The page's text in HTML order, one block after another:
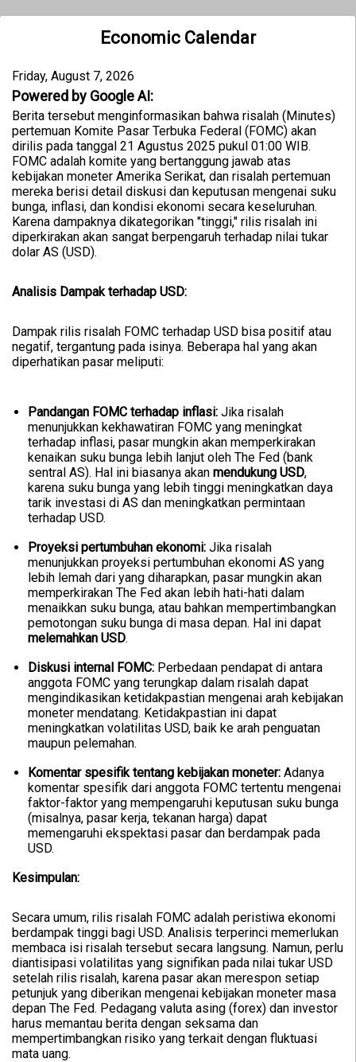
Economic Calendar
Friday, August 7, 2026
Powered by Google AI:
Berita tersebut menginformasikan bahwa risalah (Minutes)
pertemuan Komite Pasar Terbuka Federal (FOMC) akan
dirilis pada tanggal 21 Agustus 2025 pukul 01:00 WIB.
FOMC adalah komite yang bertanggung jawab atas
kebijakan moneter Amerika Serikat, dan risalah pertemuan
mereka berisi detail diskusi dan keputusan mengenai suku
bunga, inflasi, dan kondisi ekonomi secara keseluruhan.
Karena dampaknya dikategorikan "tinggi," rilis risalah ini
diperkirakan akan sangat berpengaruh terhadap nilai tukar
dolar AS (USD).
Analisis Dampak terhadap USD:
Dampak rilis risalah FOMC terhadap USD bisa positif atau
negatif, tergantung pada isinya. Beberapa hal yang akan
diperhatikan pasar meliputi:
Pandangan FOMC terhadap inflasi: Jika risalah
menunjukkan kekhawatiran FOMC yang meningkat
terhadap inflasi, pasar mungkin akan memperkirakan
kenaikan suku bunga lebih lanjut oleh The Fed (bank
sentral AS). Hal ini biasanya akan mendukung USD,
karena suku bunga yang lebih tinggi meningkatkan daya
tarik investasi di AS dan meningkatkan permintaan
terhadap USD.
Proyeksi pertumbuhan ekonomi: Jika risalah
menunjukkan proyeksi pertumbuhan ekonomi AS yang
lebih lemah dari yang diharapkan, pasar mungkin akan
memperkirakan The Fed akan lebih hati-hati dalam
menaikkan suku bunga, atau bahkan mempertimbangkan
pemotongan suku bunga di masa depan. Hal ini dapat
melemahkan USD.
Diskusi internal FOMC: Perbedaan pendapat di antara
anggota FOMC yang terungkap dalam risalah dapat
mengindikasikan ketidakpastian mengenai arah kebijakan
moneter mendatang. Ketidakpastian ini dapat
meningkatkan volatilitas USD, baik ke arah penguatan
maupun pelemahan.
Komentar spesifik tentang kebijakan moneter: Adanya
komentar spesifik dari anggota FOMC tertentu mengenai
faktor-faktor yang mempengaruhi keputusan suku bunga
(misalnya, pasar kerja, tekanan harga) dapat
memengaruhi ekspektasi pasar dan berdampak pada
USD.
Kesimpulan:
Secara umum, rilis risalah FOMC adalah peristiwa ekonomi
berdampak tinggi bagi USD. Analisis terperinci memerlukan
membaca isi risalah tersebut secara langsung. Namun, perlu
diantisipasi volatilitas yang signifikan pada nilai tukar USD
setelah rilis risalah, karena pasar akan merespon setiap
petunjuk yang diberikan mengenai kebijakan moneter masa
depan The Fed. Pedagang valuta asing (forex) dan investor
harus memantau berita dengan seksama dan
mempertimbangkan risiko yang terkait dengan fluktuasi
mata uang.